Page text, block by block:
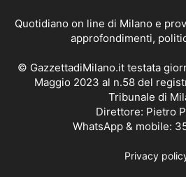
Quotidiano on line di Milano e
approfondimenti,
© GazzettadiMilano.it testata
Maggio 2023 al n.58 del
Tribunale di
Direttore: Pietro
WhatsApp & mobile:
Privacy